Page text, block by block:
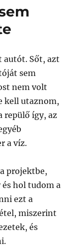
autót. Sőt, azt
sem
nem volt
kell utaznom,
repülő így, az
a víz.
projektbe,
hol tudom a
ezt a
miszerint
és